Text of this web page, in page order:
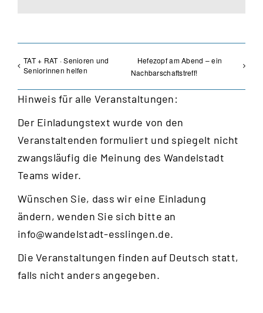
TAT + RAT · Senioren und
Seniorinnen helfen
Hefezopf am Abend – ein
Nachbarschaftstreff!
Hinweis für alle Veranstaltungen:
Der Einladungstext wurde von den
Veranstaltenden formuliert und spiegelt nicht
zwangsläufig die Meinung des Wandelstadt
Teams wider.
Wünschen Sie, dass wir eine Einladung
ändern, wenden Sie sich bitte an
info@wandelstadt-esslingen.de.
Die Veranstaltungen finden auf Deutsch statt,
falls nicht anders angegeben.